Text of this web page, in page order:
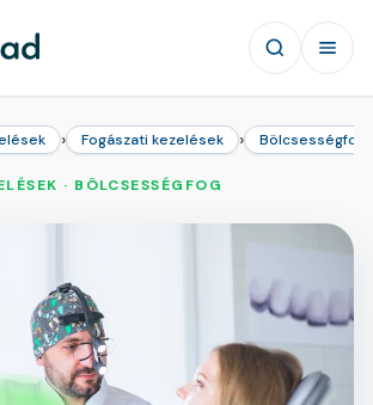
› Fogászati kezelések › Bölcsességfog
· BÖLCSESSÉGFOG